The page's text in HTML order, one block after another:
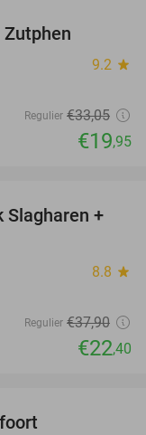
9.2 star
Regulier €33,05
€19,95
41%
+
8.8 star
Regulier €37,90
€22,40